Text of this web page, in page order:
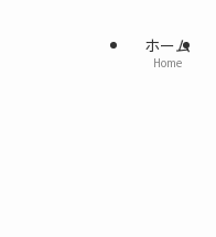
ホーム
Home